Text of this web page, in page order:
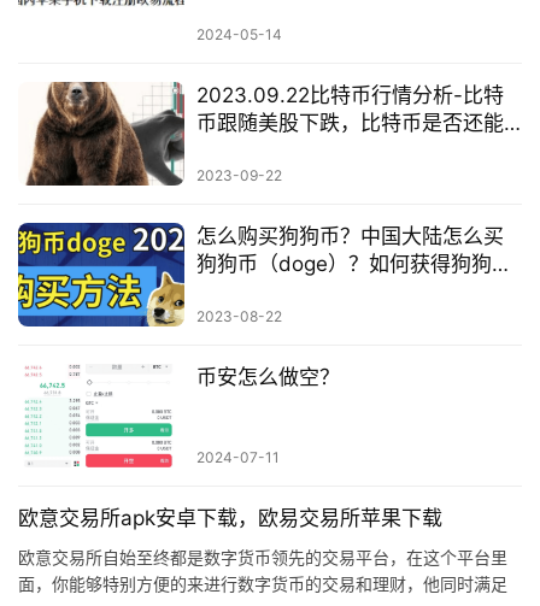
2024-05-14
2023.09.22比特币行情分析-比特
币跟随美股下跌，比特币是否还能
2023-09-22
怎么购买狗狗币？中国大陆怎么买
狗狗币（doge）？如何获得狗狗
2023-08-22
币安怎么做空？
2024-07-11
欧意交易所apk安卓下载，欧易交易所苹果下载
欧意交易所自始至终都是数字货币领先的交易平台，在这个平台里
面，你能够特别方便的来进行数字货币的交易和理财，他同时满足